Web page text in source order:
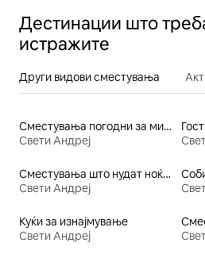
Дестинации што
истражите
Други видови сместувања
Сместувања погодни за миленичиња
Свети Андреј
Сместувања што нудат ноќевање со појадок
Свети Андреј
Куќи за изнајмување
Свети Андреј